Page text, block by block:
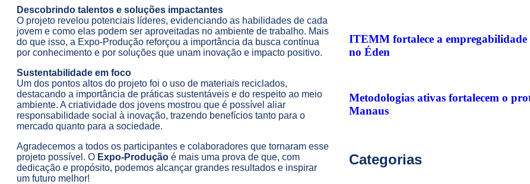
Descobrindo talentos e soluções impactantes
O projeto revelou potenciais líderes, evidenciando as habilidades de cada
jovem e como elas podem ser aproveitadas no ambiente de trabalho. Mais
do que isso, a Expo-Produção reforçou a importância da busca contínua
por conhecimento e por soluções que unam inovação e impacto positivo.
Sustentabilidade em foco
Um dos pontos altos do projeto foi o uso de materiais reciclados,
destacando a importância de práticas sustentáveis e do respeito ao meio
ambiente. A criatividade dos jovens mostrou que é possível aliar
responsabilidade social à inovação, trazendo benefícios tanto para o
mercado quanto para a sociedade.
Agradecemos a todos os participantes e colaboradores que tornaram esse
projeto possível. O Expo-Produção é mais uma prova de que, com
dedicação e propósito, podemos alcançar grandes resultados e inspirar
um futuro melhor!
ITEMM fortalece a empregabilidade
no Éden
Metodologias ativas fortalecem o
Manaus
Categorias